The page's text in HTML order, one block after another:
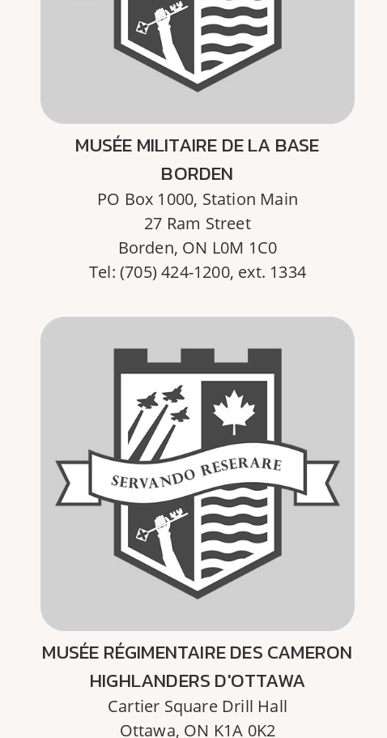
MUSÉE MILITAIRE DE LA BASE
BORDEN
PO Box 1000, Station Main
27 Ram Street
Borden, ON L0M 1C0
Tel: (705) 424-1200, ext. 1334
MUSÉE RÉGIMENTAIRE DES CAMERON
HIGHLANDERS D'OTTAWA
Cartier Square Drill Hall
Ottawa, ON K1A 0K2